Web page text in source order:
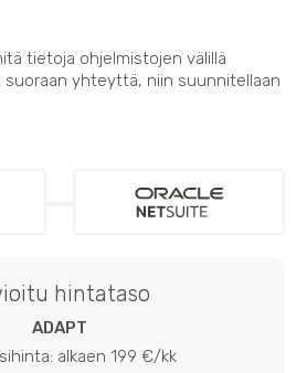
tietoja ohjelmistojen välillä
suoraan yhteyttä, niin suunnitellaan
hintataso
ADAPT
alkaen 199 €/kk